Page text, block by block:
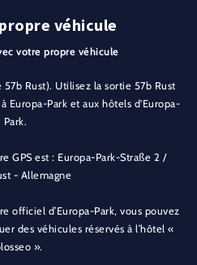
véhicule
votre propre véhicule
57b Rust). Utilisez la sortie 57b Rust
Europa-Park et aux hôtels d'Europa-
Park.
GPS est : Europa-Park-Straße 2 /
- Allemagne
officiel d’Europa-Park, vous pouvez
des véhicules réservés à l’hôtel «
».